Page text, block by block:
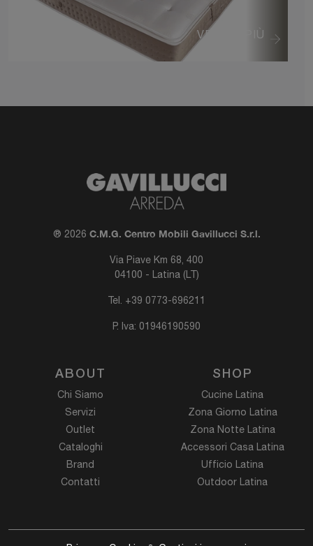
VEDI DI PIÙ
® 2026 C.M.G. Centro Mobili Gavillucci S.r.l.
Via Piave Km 68, 400
04100 - Latina (LT)
Tel. +39 0773-696211
P. Iva: 01946190590
ABOUT
Chi Siamo
Servizi
Outlet
Cataloghi
Brand
Contatti
SHOP
Cucine Latina
Zona Giorno Latina
Zona Notte Latina
Accessori Casa Latina
Ufficio Latina
Outdoor Latina